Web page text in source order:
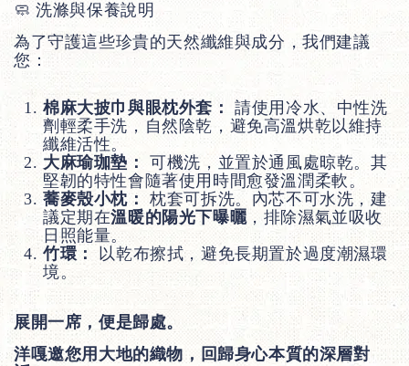
🧼 洗滌與保養說明
為了守護這些珍貴的天然纖維與成分，我們建議
您：
棉麻大披巾與眼枕外套：
請使用冷水、中性洗
劑輕柔手洗，自然陰乾，避免高溫烘乾以維持
纖維活性。
大麻瑜珈墊： 可機洗，並置於通風處晾乾。其
堅韌的特性會隨著使用時間愈發溫潤柔軟。
蕎麥殼小枕：
枕套可拆洗。內芯不可水洗，建
議定期在溫暖的陽光下曝曬，排除濕氣並吸收
日照能量。
竹環：
以乾布擦拭，避免長期置於過度潮濕環
境。
展開一席，便是歸處。
洋嘎邀您用大地的織物，回歸身心本質的深層對